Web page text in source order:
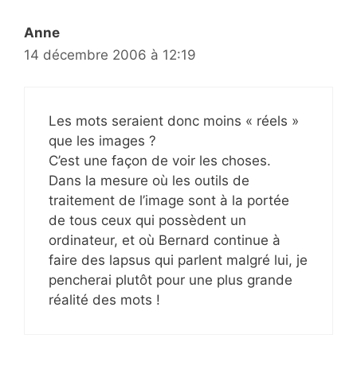
Anne
14 décembre 2006 à 12:19
Les mots seraient donc moins « réels »
que les images ?
C’est une façon de voir les choses.
Dans la mesure où les outils de
traitement de l’image sont à la portée
de tous ceux qui possèdent un
ordinateur, et où Bernard continue à
faire des lapsus qui parlent malgré lui, je
pencherai plutôt pour une plus grande
réalité des mots !